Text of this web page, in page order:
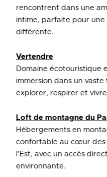
rencontrent dans une
intime, parfaite pour
différente.
Vertendre
Domaine écotouristique
immersion dans un
explorer, respirer et
Loft de montagne du
Hébergements en
confortable au cœur des
l’Est, avec un accès
environnante.